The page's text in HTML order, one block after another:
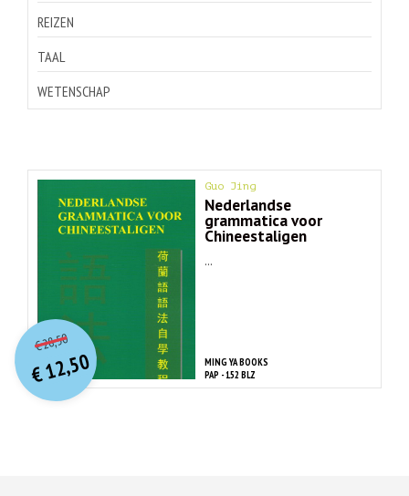
REIZEN
TAAL
WETENSCHAP
Guo Jing
Nederlandse
grammatica voor
Chineestaligen
...
MING YA BOOKS
PAP - 152 BLZ
€28,50O
orspr
onkelijke
prijs
was:
€ 28,50.
€12,50
Huidige
prijs
is:€ 12,50.